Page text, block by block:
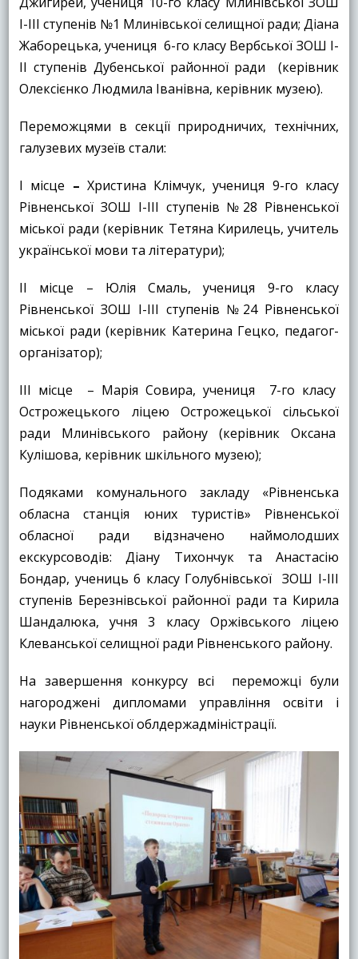
І-ІІІ ступенів №1 Млинівської селищної ради; Діана
Жаборецька, учениця 6-го класу Вербської ЗОШ І-
ІІ ступенів Дубенської районної ради (керівник
Олексієнко Людмила Іванівна, керівник музею).
Переможцями в секції природничих, технічних,
галузевих музеїв стали:
І місце – Христина Клімчук, учениця 9-го класу
Рівненської ЗОШ І-ІІІ ступенів №28 Рівненської
міської ради (керівник Тетяна Кирилець, учитель
української мови та літератури);
ІІ місце – Юлія Смаль, учениця 9-го класу
Рівненської ЗОШ І-ІІІ ступенів №24 Рівненської
міської ради (керівник Катерина Гецко, педагог-
організатор);
ІІІ місце – Марія Совира, учениця 7-го класу
Острожецького ліцею Острожецької сільської
ради Млинівського району (керівник Оксана
Кулішова, керівник шкільного музею);
Подяками комунального закладу «Рівненська
обласна станція юних туристів» Рівненської
обласної ради відзначено наймолодших
екскурсоводів: Діану Тихончук та Анастасію
Бондар, учениць 6 класу Голубнівської ЗОШ І-ІІІ
ступенів Березнівської районної ради та Кирила
Шандалюка, учня 3 класу Оржівського ліцею
Клеванської селищної ради Рівненського району.
На завершення конкурсу всі переможці були
нагороджені дипломами управління освіти і
науки Рівненської облдержадміністрації.